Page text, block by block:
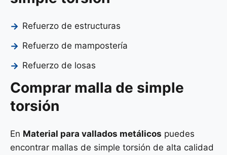
Refuerzo de estructuras
Refuerzo de mampostería
Refuerzo de losas
Comprar malla de simple
torsión
En Material para vallados metálicos puedes
encontrar mallas de simple torsión de alta calidad